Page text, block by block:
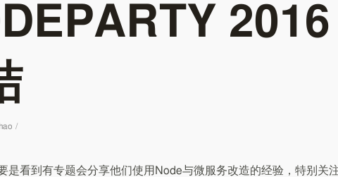
2016
/
是看到有专题会分享他们使用Node与微服务改造的经验，特别关